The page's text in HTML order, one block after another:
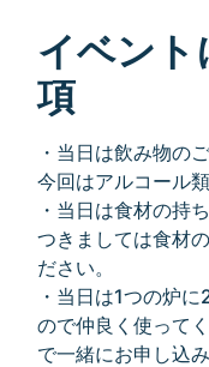
イベント
項
・当日は飲み物の
今回はアルコール
・当日は食材の持
つきましては食材
ださい。
・当日は1つの炉
ので仲良く使って
で一緒にお申し込